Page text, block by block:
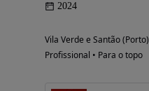
2024
Vila Verde e Santão (Porto)
Profissional • Para o topo